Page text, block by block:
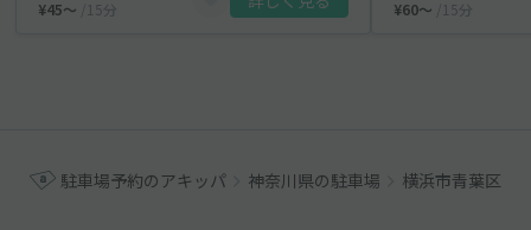
¥45〜
/15分
¥60〜
/15分
駐車場予約のアキッパ 神奈川県の駐車場 横浜市青葉区の